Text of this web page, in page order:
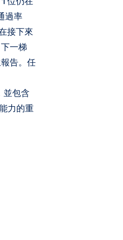
過率
接下來
一梯
告。任
並包含
力的重